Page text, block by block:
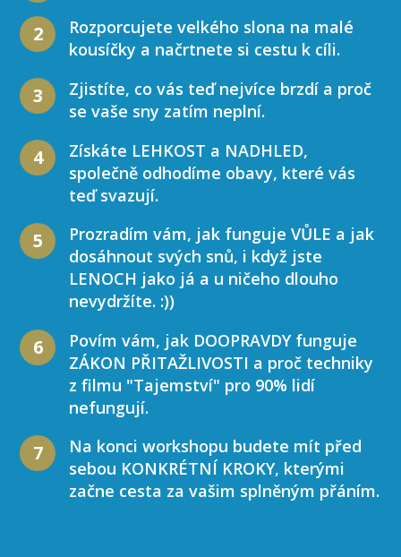
2
Rozporcujete velkého slona na malé
kousíčky a načrtnete si cestu k cíli.
3
Zjistíte, co vás teď nejvíce brzdí a proč
se vaše sny zatím neplní.
4
Získáte LEHKOST a NADHLED,
společně odhodíme obavy, které vás
teď svazují.
5
Prozradím vám, jak funguje VŮLE a jak
dosáhnout svých snů, i když jste
LENOCH jako já a u ničeho dlouho
nevydržíte. :))
6
Povím vám, jak DOOPRAVDY funguje
ZÁKON PŘITAŽLIVOSTI a proč techniky
z filmu "Tajemství" pro 90% lidí
nefungují.
7
Na konci workshopu budete mít před
sebou KONKRÉTNÍ KROKY, kterými
začne cesta za vašim splněným přáním.